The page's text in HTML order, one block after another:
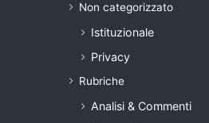
Non categorizzato
Istituzionale
Privacy
Rubriche
Analisi & Commenti